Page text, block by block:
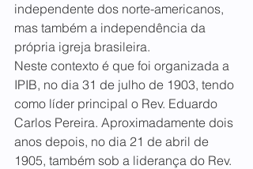
independente dos norte-americanos,
mas também a independência da
própria igreja brasileira.
Neste contexto é que foi organizada a
IPIB, no dia 31 de julho de 1903, tendo
como líder principal o Rev. Eduardo
Carlos Pereira. Aproximadamente dois
anos depois, no dia 21 de abril de
1905, também sob a liderança do Rev.